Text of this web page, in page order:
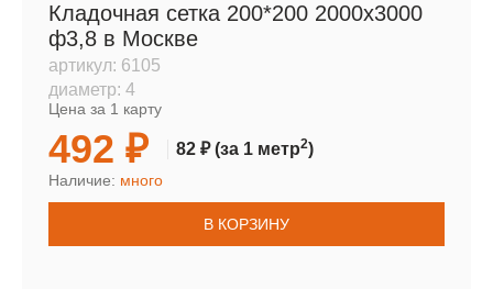
Кладочная сетка 200*200 2000х3000
ф3,8 в Москве
артикул: 6105
диаметр: 4
Цена за 1 карту
492 ₽ 82 ₽(за 1 метр2)
Наличие: много
В КОРЗИНУ